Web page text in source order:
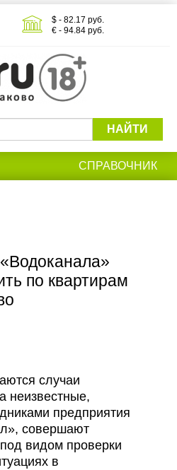
$ - 82.17 руб.
€ - 94.84 руб.
НАЙТИ
СПРАВОЧНИК
по квартирам
случаи
неизвестные,
предприятия
совершают
видом проверки
в